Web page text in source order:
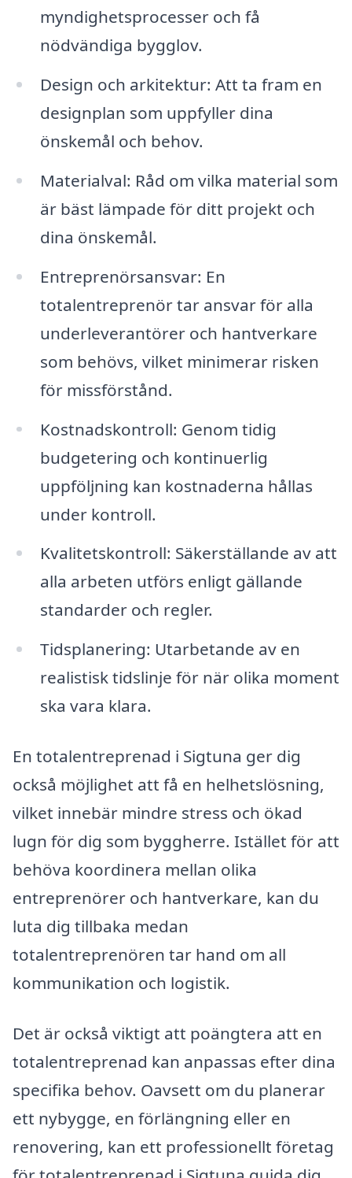
myndighetsprocesser och få
nödvändiga bygglov.
Design och arkitektur: Att ta fram en
designplan som uppfyller dina
önskemål och behov.
Materialval: Råd om vilka material som
är bäst lämpade för ditt projekt och
dina önskemål.
Entreprenörsansvar: En
totalentreprenör tar ansvar för alla
underleverantörer och hantverkare
som behövs, vilket minimerar risken
för missförstånd.
Kostnadskontroll: Genom tidig
budgetering och kontinuerlig
uppföljning kan kostnaderna hållas
under kontroll.
Kvalitetskontroll: Säkerställande av att
alla arbeten utförs enligt gällande
standarder och regler.
Tidsplanering: Utarbetande av en
realistisk tidslinje för när olika moment
ska vara klara.
En totalentreprenad i Sigtuna ger dig
också möjlighet att få en helhetslösning,
vilket innebär mindre stress och ökad
lugn för dig som byggherre. Istället för att
behöva koordinera mellan olika
entreprenörer och hantverkare, kan du
luta dig tillbaka medan
totalentreprenören tar hand om all
kommunikation och logistik.
Det är också viktigt att poängtera att en
totalentreprenad kan anpassas efter dina
specifika behov. Oavsett om du planerar
ett nybygge, en förlängning eller en
renovering, kan ett professionellt företag